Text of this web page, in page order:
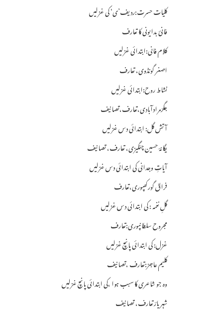
کلیات حسرت:ردیف’ی‘ کی غزلیں
فانیؔ بدایونی کا تعارف
کلام فانی:ابتدائی غزلیں
اصغر گونڈوی، تعارف
نشاط روح:ابتدائی غزلیں
جگرؔمرادآبادی،تعارف،تصانیف
آتش گل: ابتدائی دس غزلیں
یگانہؔ حسین چنگیزی، تعارف، تصانیف
آیاتِ وجدانی کی ابتدائی دس غزلیں
فراقؔ گورکھپوری،تعارف
گلِ نغمہ : کی ابتدائی دس غزلیں
مجروح سلطانپوری:تعارف
غزل: کی ابتدائی پانچ غزلیں
کلیم عاجز:تعارف ،تصانیف
وہ جو شاعری کا سبب ہوا ،کی ابتدائی پانچ غزلیں
شہر یارؔتعارف، تصانیف